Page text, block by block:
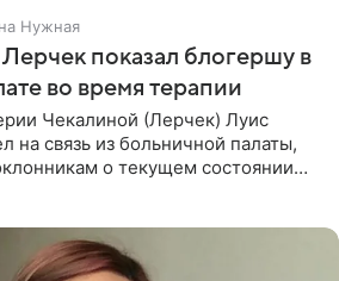
Нужная
показал блогершу в
во время терапии
Чекалиной (Лерчек) Луис
на связь из больничной палаты,
о текущем состоянии